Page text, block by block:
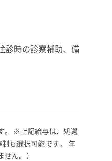
診時の診察補助、備
。 ※上記給与は、処遇
も選択可能です。 年
ん。）